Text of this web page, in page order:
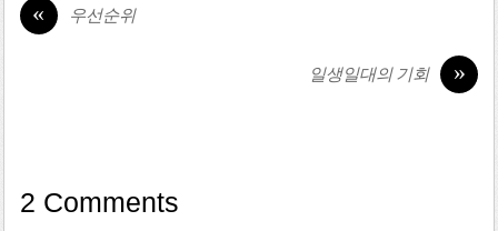
« 우선순위
»
일생일대의 기회
2 Comments